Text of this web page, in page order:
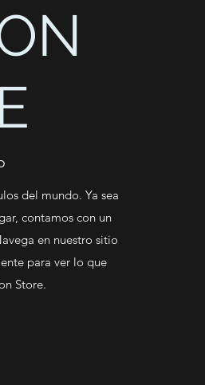
del mundo. Ya sea
contamos con un
en nuestro sitio
para ver lo que
Store.